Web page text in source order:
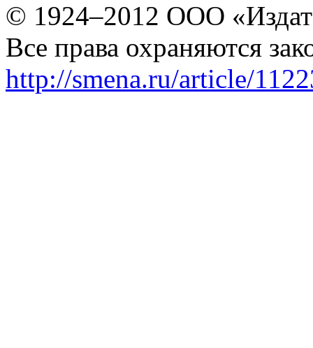
© 1924–2012 ООО
Все права охраняются
http://smena.ru/article/